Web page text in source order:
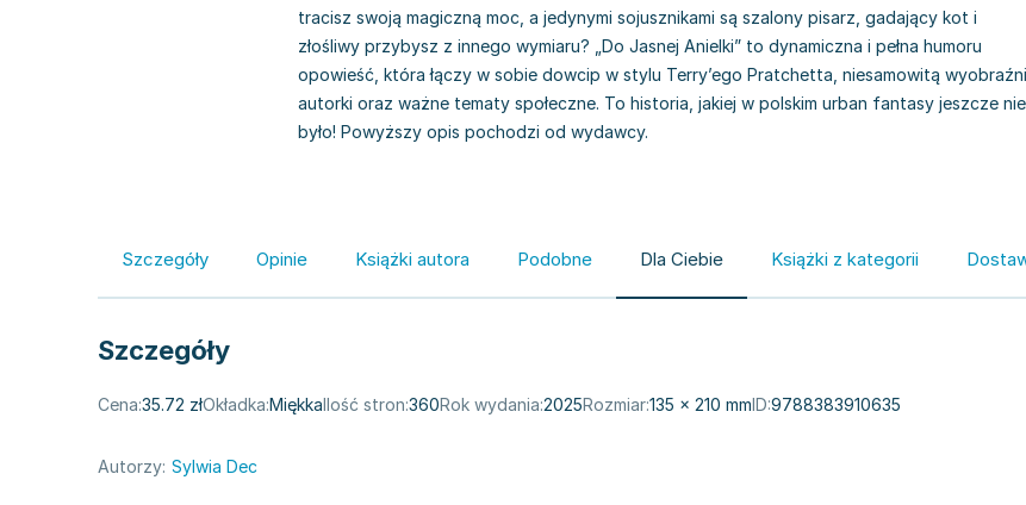
tracisz swoją magiczną moc, a jedynymi sojusznikami są szalony pisarz, gadający kot i
złośliwy przybysz z innego wymiaru? „Do Jasnej Anielki” to dynamiczna i pełna humoru
opowieść, która łączy w sobie dowcip w stylu Terry’ego Pratchetta, niesamowitą
autorki oraz ważne tematy społeczne. To historia, jakiej w polskim urban fantasy jeszcze nie
było! Powyższy opis pochodzi od wydawcy.
Szczegóły Opinie Książki autora Podobne Dla Ciebie Książki z kategorii
Szczegóły
Cena:35.72 złOkładka:MiękkaIlość stron:360Rok wydania:2025Rozmiar:135 × 210 mmID:9788383910635
Autorzy: Sylwia Dec